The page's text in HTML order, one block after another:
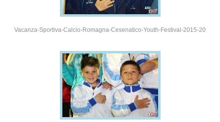
Vacanza-Sportiva-Calcio-Romagna-Cesenatico-Youth-Festival-2015-20